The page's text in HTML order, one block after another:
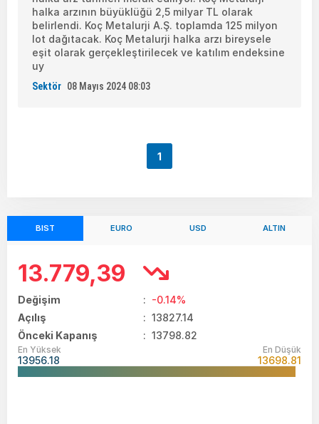
halka arzının büyüklüğü 2,5 milyar TL olarak
belirlendi. Koç Metalurji A.Ş. toplamda 125 milyon
lot dağıtacak. Koç Metalurji halka arzı bireysele
eşit olarak gerçekleştirilecek ve katılım endeksine
uy
Sektör 08 Mayıs 2024 08:03
1
BIST EURO USD ALTIN
13.779,39
Değişim : -0.14%
Açılış
: 13827.14
Önceki Kapanış
: 13798.82
En Yüksek
13956.18
En Düşük
13698.81